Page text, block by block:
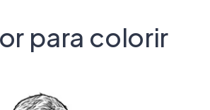
para colorir